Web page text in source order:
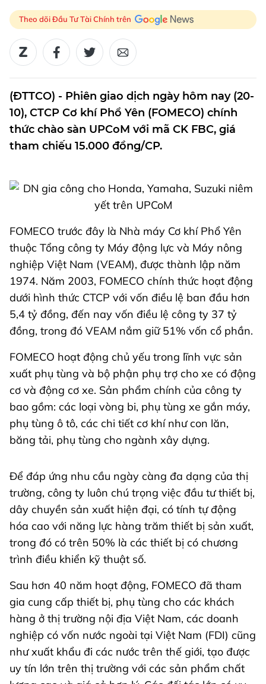
Theo dõi Đầu Tư Tài Chính trên
(ĐTTCO) - Phiên giao dịch ngày hôm nay (20-
10), CTCP Cơ khí Phổ Yên (FOMECO) chính
thức chào sàn UPCoM với mã CK FBC, giá
tham chiếu 15.000 đồng/CP.
FOMECO trước đây là Nhà máy Cơ khí Phổ Yên
thuộc Tổng công ty Máy động lực và Máy nông
nghiệp Việt Nam (VEAM), được thành lập năm
1974. Năm 2003, FOMECO chính thức hoạt động
dưới hình thức CTCP với vốn điều lệ ban đầu hơn
5,4 tỷ đồng, đến nay vốn điều lệ công ty 37 tỷ
đồng, trong đó VEAM nắm giữ 51% vốn cổ phần.
FOMECO hoạt động chủ yếu trong lĩnh vực sản
xuất phụ tùng và bộ phận phụ trợ cho xe có động
cơ và động cơ xe. Sản phẩm chính của công ty
bao gồm: các loại vòng bi, phụ tùng xe gắn máy,
phụ tùng ô tô, các chi tiết cơ khí như con lăn,
băng tải, phụ tùng cho ngành xây dựng.
Để đáp ứng nhu cầu ngày càng đa dạng của thị
trường, công ty luôn chú trọng việc đầu tư thiết bị,
dây chuyền sản xuất hiện đại, có tính tự động
hóa cao với năng lực hàng trăm thiết bị sản xuất,
trong đó có trên 50% là các thiết bị có chương
trình điều khiển kỹ thuật số.
Sau hơn 40 năm hoạt động, FOMECO đã tham
gia cung cấp thiết bị, phụ tùng cho các khách
hàng ở thị trường nội địa Việt Nam, các doanh
nghiệp có vốn nước ngoài tại Việt Nam (FDI) cũng
như xuất khẩu đi các nước trên thế giới, tạo được
uy tín lớn trên thị trường với các sản phẩm chất